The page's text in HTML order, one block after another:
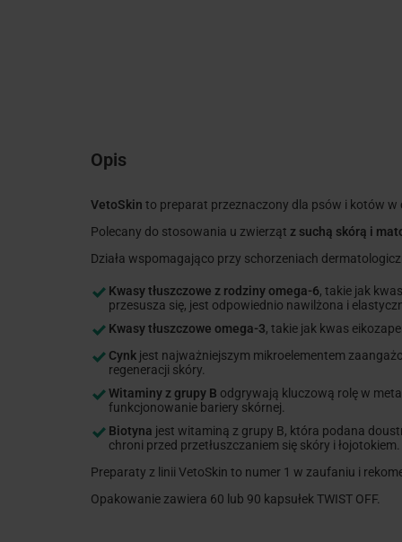
Opis
VetoSkin to preparat przeznaczony dla psów i kotów w
Polecany do stosowania u zwierząt z suchą skórą i
Działa wspomagająco przy schorzeniach
Kwasy tłuszczowe z rodziny omega-6, takie jak
przesusza się, jest odpowiednio nawilżona i
Kwasy tłuszczowe omega-3, takie jak kwas
Cynkjest najważniejszym mikroelementem
regeneracji skóry.
Witaminy z grupy B odgrywają kluczową rolę w
funkcjonowanie bariery skórnej.
Biotyna jest witaminą z grupy B, która podana
chroni przed przetłuszczaniem się skóry i łojotokiem.
Preparaty z linii VetoSkin to numer 1 w zaufaniu i
Opakowanie zawiera 60 lub 90 kapsułek TWIST OFF.